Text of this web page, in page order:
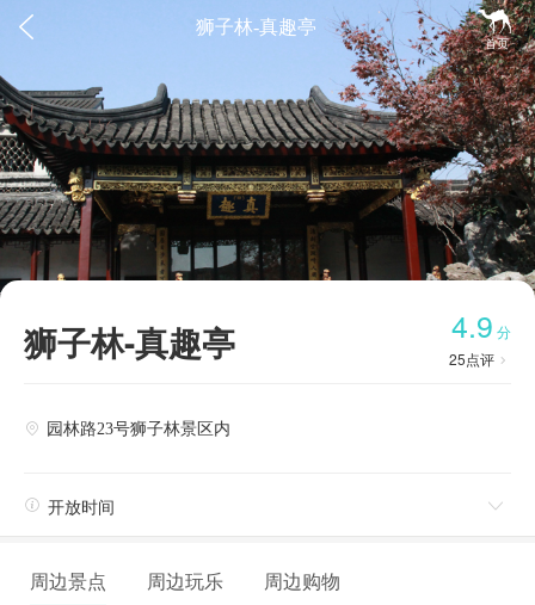
 
首页
狮子林-真趣亭
狮子林-真趣亭 4.9 分
25点评 
 园林路23号狮子林景区内
 开放时间 
周边景点 周边玩乐 周边购物